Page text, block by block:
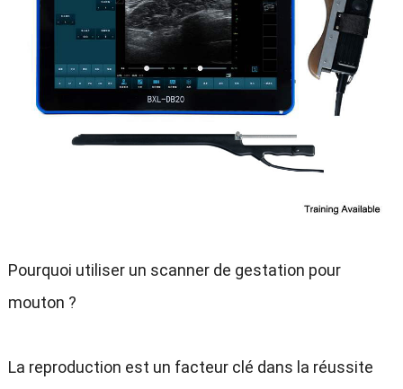
Pourquoi utiliser un scanner de gestation pour
mouton ?
La reproduction est un facteur clé dans la réussite